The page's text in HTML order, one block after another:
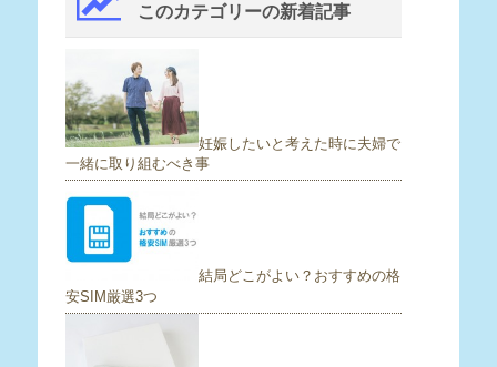
このカテゴリーの新着記事
妊娠したいと考えた時に夫婦で
一緒に取り組むべき事
結局どこがよい？おすすめの格
安SIM厳選3つ